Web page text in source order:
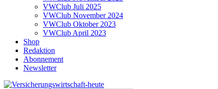
VWClub Juli 2025
VWClub November 2024
VWClub Oktober 2023
VWClub April 2023
Shop
Redaktion
Abonnement
Newsletter